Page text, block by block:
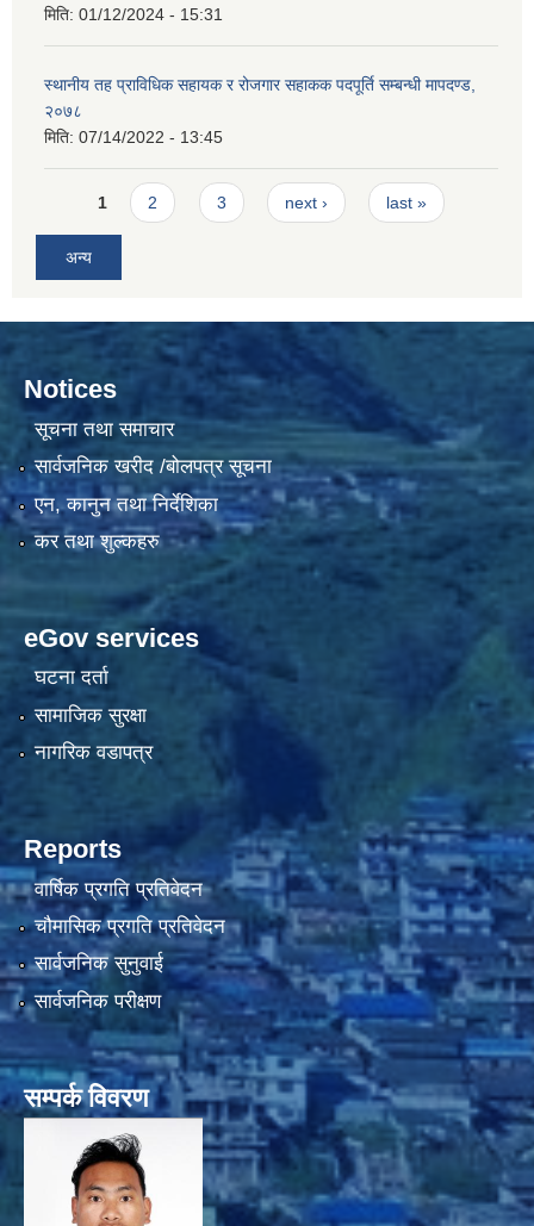
मिति: 01/12/2024 - 15:31
स्थानीय तह प्राविधिक सहायक र रोजगार सहाकक पदपूर्ति सम्बन्धी मापदण्ड,
२०७८
मिति: 07/14/2022 - 13:45
Pages
1 2 3 next › last »
अन्य
Notices
सूचना तथा समाचार
सार्वजनिक खरीद /बोलपत्र सूचना
एन, कानुन तथा निर्देशिका
कर तथा शुल्कहरु
eGov services
घटना दर्ता
सामाजिक सुरक्षा
नागरिक वडापत्र
Reports
वार्षिक प्रगति प्रतिवेदन
चौमासिक प्रगति प्रतिवेदन
सार्वजनिक सुनुवाई
सार्वजनिक परीक्षण
सम्पर्क विवरण